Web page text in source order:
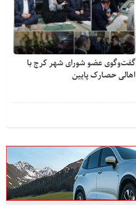
گفت‌وگوی عضو شورای شهر کرج با
اهالی حصارک پایین